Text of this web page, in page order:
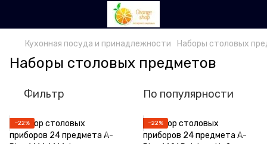
Кухонная посуда и принадлежности Наборы столовых
Наборы столовых предметов
Фильтр По популярности
−22% −22%